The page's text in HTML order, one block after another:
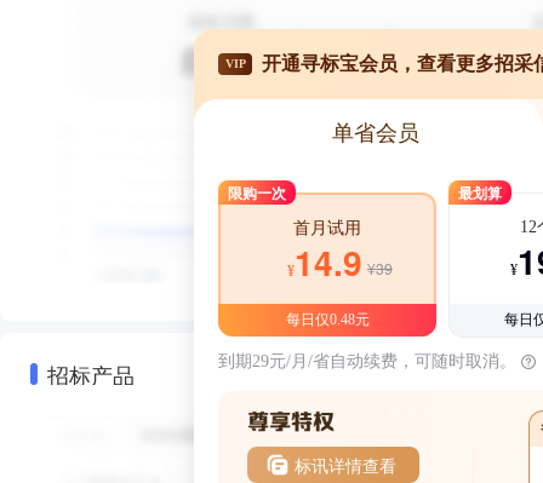
招标产品
VIP 开通寻标宝会员，查看更多招采
单省会员
限购一次
首月试用
¥14.9 ¥39
每日仅0.48元
最划算
12
¥
每日
到期29元/月/省自动续费，可随时取消。
标讯详情查看